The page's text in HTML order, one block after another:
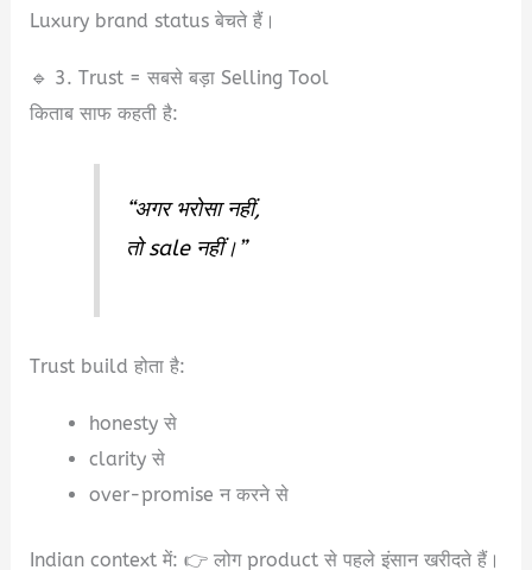
Luxury brand status बेचते हैं।
🔹 3. Trust = सबसे बड़ा Selling Tool
किताब साफ कहती है:
“अगर भरोसा नहीं,
तो sale नहीं।”
Trust build होता है:
honesty से
clarity से
over-promise न करने से
Indian context में: 👉 लोग product से पहले इंसान खरीदते हैं।